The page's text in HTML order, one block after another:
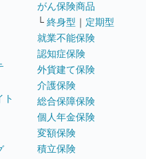
ト
がん保険商品
└ 終身型 ｜ 定期型
就業不能保険
認知症保険
外貨建て保険
介護保険
総合保障保険
個人年金保険
変額保険
積立保険